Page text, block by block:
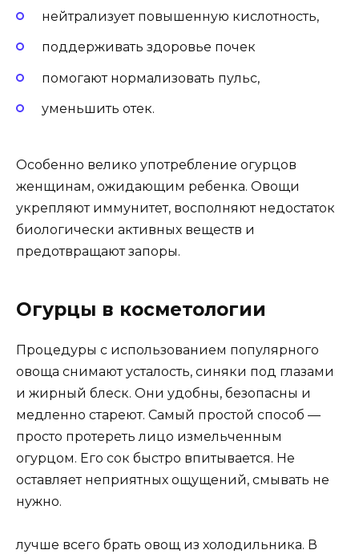
нейтрализует повышенную кислотность,
поддерживать здоровье почек
помогают нормализовать пульс,
уменьшить отек.
Особенно велико употребление огурцов
женщинам, ожидающим ребенка. Овощи
укрепляют иммунитет, восполняют недостаток
биологически активных веществ и
предотвращают запоры.
Огурцы в косметологии
Процедуры с использованием популярного
овоща снимают усталость, синяки под глазами
и жирный блеск. Они удобны, безопасны и
медленно стареют. Самый простой способ —
просто протереть лицо измельченным
огурцом. Его сок быстро впитывается. Не
оставляет неприятных ощущений, смывать не
нужно.
лучше всего брать овощ из холодильника. В